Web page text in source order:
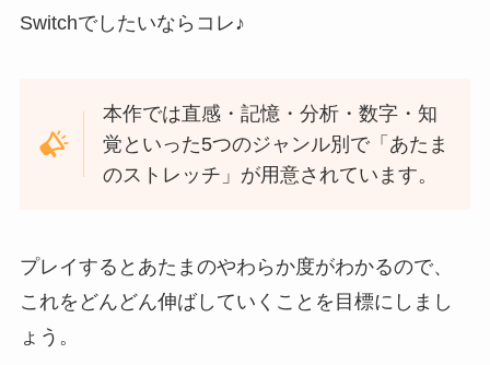
Switchでしたいならコレ♪
本作では直感・記憶・分析・数字・知
覚といった5つのジャンル別で「あたま
のストレッチ」が用意されています。
プレイするとあたまのやわらか度がわかるので、
これをどんどん伸ばしていくことを目標にしまし
ょう。